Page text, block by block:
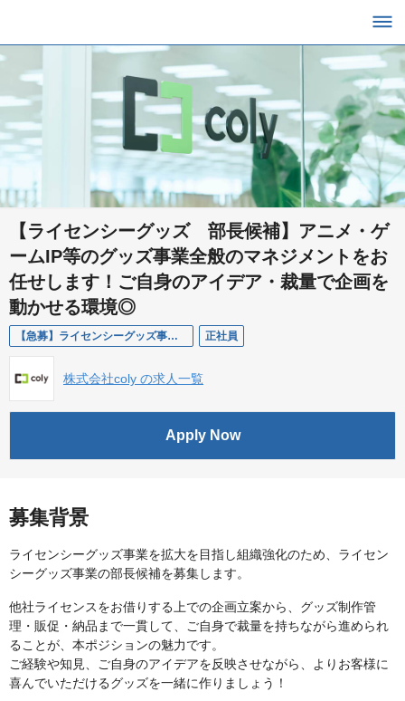
【ライセンシーグッズ 部長候補】アニメ・ゲ
ームIP等のグッズ事業全般のマネジメントをお
任せします！ご自身のアイデア・裁量で企画を
動かせる環境◎
【急募】ライセンシーグッズ事業 部長候補 正社員
株式会社coly の求人一覧
Apply Now
募集背景
ライセンシーグッズ事業を拡大を目指し組織強化のため、ライセン
シーグッズ事業の部長候補を募集します。
他社ライセンスをお借りする上での企画立案から、グッズ制作管
理・販促・納品まで一貫して、ご自身で裁量を持ちながら進められ
ることが、本ポジションの魅力です。
ご経験や知見、ご自身のアイデアを反映させながら、よりお客様に
喜んでいただけるグッズを一緒に作りましょう！